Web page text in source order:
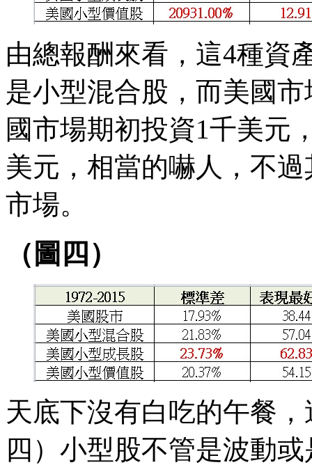
由總報酬來看，這4種資
是小型混合股，而美國
國市場期初投資1千美元
美元，相當的嚇人，不
市場。
（圖四）
天底下沒有白吃的午餐
四）小型股不管是波動